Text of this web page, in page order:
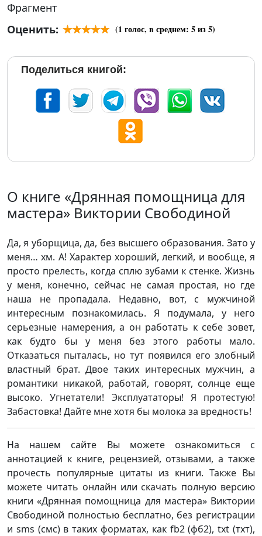
Фрагмент
Оценить:
(1 голос, в среднем: 5из 5)
Поделиться книгой:
О книге «Дрянная помощница для
мастера» Виктории Свободиной
Да, я уборщица, да, без высшего образования. Зато у
меня… хм. А! Характер хороший, легкий, и вообще, я
просто прелесть, когда сплю зубами к стенке. Жизнь
у меня, конечно, сейчас не самая простая, но где
наша не пропадала. Недавно, вот, с мужчиной
интересным познакомилась. Я подумала, у него
серьезные намерения, а он работать к себе зовет,
как будто бы у меня без этого работы мало.
Отказаться пыталась, но тут появился его злобный
властный брат. Двое таких интересных мужчин, а
романтики никакой, работай, говорят, солнце еще
высоко. Угнетатели! Эксплуататоры! Я протестую!
Забастовка! Дайте мне хотя бы молока за вредность!
На нашем сайте Вы можете ознакомиться с
аннотацией к книге, рецензией, отзывами, а также
прочесть популярные цитаты из книги. Также Вы
можете читать онлайн или скачать полную версию
книги «Дрянная помощница для мастера» Виктории
Свободиной полностью бесплатно, без регистрации
и sms (смс) в таких форматах, как fb2 (фб2), txt (тхт),